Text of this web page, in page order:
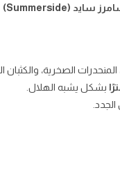
الصخرية، والكثبان
بشكل يشبه الهلال.